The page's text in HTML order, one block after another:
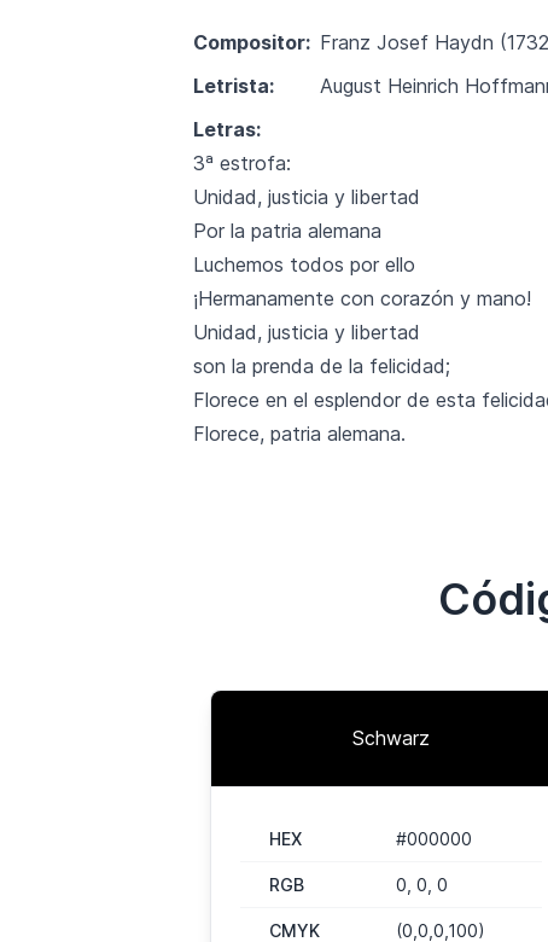
Compositor: Franz Josef Haydn
Letrista:
August Heinrich
Letras:
3ª estrofa:
Unidad, justicia y libertad
Por la patria alemana
Luchemos todos por ello
¡Hermanamente con corazón y mano!
Unidad, justicia y libertad
son la prenda de la felicidad;
Florece en el esplendor de esta
Florece, patria alemana.
Schwarz
HEX #000000
RGB 0, 0, 0
CMYK (0,0,0,100)